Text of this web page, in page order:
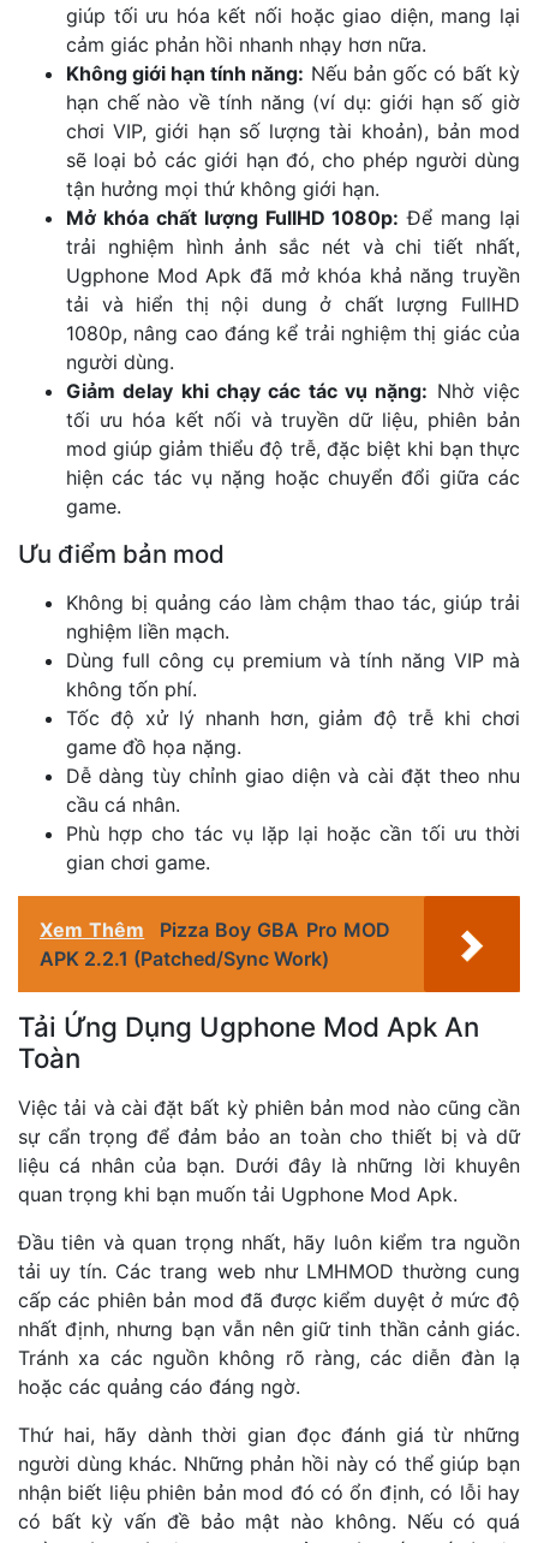
giúp tối ưu hóa kết nối hoặc giao diện, mang lại
cảm giác phản hồi nhanh nhạy hơn nữa.
Không giới hạn tính năng: Nếu bản gốc có bất kỳ
hạn chế nào về tính năng (ví dụ: giới hạn số giờ
chơi VIP, giới hạn số lượng tài khoản), bản mod
sẽ loại bỏ các giới hạn đó, cho phép người dùng
tận hưởng mọi thứ không giới hạn.
Mở khóa chất lượng FullHD 1080p: Để mang lại
trải nghiệm hình ảnh sắc nét và chi tiết nhất,
Ugphone Mod Apk đã mở khóa khả năng truyền
tải và hiển thị nội dung ở chất lượng FullHD
1080p, nâng cao đáng kể trải nghiệm thị giác của
người dùng.
Giảm delay khi chạy các tác vụ nặng: Nhờ việc
tối ưu hóa kết nối và truyền dữ liệu, phiên bản
mod giúp giảm thiểu độ trễ, đặc biệt khi bạn thực
hiện các tác vụ nặng hoặc chuyển đổi giữa các
game.
Ưu điểm bản mod
Không bị quảng cáo làm chậm thao tác, giúp trải
nghiệm liền mạch.
Dùng full công cụ premium và tính năng VIP mà
không tốn phí.
Tốc độ xử lý nhanh hơn, giảm độ trễ khi chơi
game đồ họa nặng.
Dễ dàng tùy chỉnh giao diện và cài đặt theo nhu
cầu cá nhân.
Phù hợp cho tác vụ lặp lại hoặc cần tối ưu thời
gian chơi game.
Xem Thêm
Pizza Boy GBA Pro MOD
APK 2.2.1 (Patched/Sync Work)
Tải Ứng Dụng Ugphone Mod Apk An
Toàn
Việc tải và cài đặt bất kỳ phiên bản mod nào cũng cần
sự cẩn trọng để đảm bảo an toàn cho thiết bị và dữ
liệu cá nhân của bạn. Dưới đây là những lời khuyên
quan trọng khi bạn muốn tải Ugphone Mod Apk.
Đầu tiên và quan trọng nhất, hãy luôn kiểm tra nguồn
tải uy tín. Các trang web như LMHMOD thường cung
cấp các phiên bản mod đã được kiểm duyệt ở mức độ
nhất định, nhưng bạn vẫn nên giữ tinh thần cảnh giác.
Tránh xa các nguồn không rõ ràng, các diễn đàn lạ
hoặc các quảng cáo đáng ngờ.
Thứ hai, hãy dành thời gian đọc đánh giá từ những
người dùng khác. Những phản hồi này có thể giúp bạn
nhận biết liệu phiên bản mod đó có ổn định, có lỗi hay
có bất kỳ vấn đề bảo mật nào không. Nếu có quá